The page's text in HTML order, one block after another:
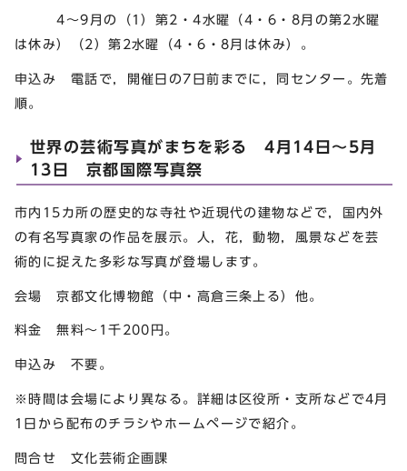
4～9月の（1）第2・4水曜（4・6・8月の第2水曜
は休み）（2）第2水曜（4・6・8月は休み）。
申込み 電話で，開催日の7日前までに，同センター。先着
順。
世界の芸術写真がまちを彩る 4月14日～5月
13日 京都国際写真祭
市内15カ所の歴史的な寺社や近現代の建物などで，国内外
の有名写真家の作品を展示。人，花，動物，風景などを芸
術的に捉えた多彩な写真が登場します。
会場 京都文化博物館（中・高倉三条上る）他。
料金 無料～1千200円。
申込み 不要。
※時間は会場により異なる。詳細は区役所・支所などで4月
1日から配布のチラシやホームページで紹介。
問合せ 文化芸術企画課